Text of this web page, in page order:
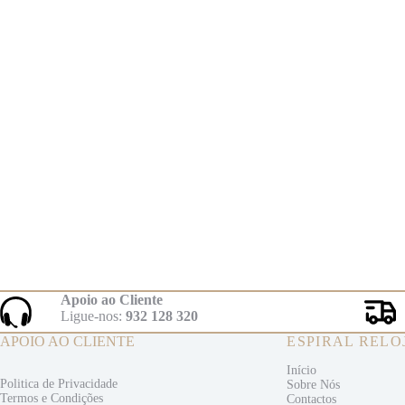
Apoio ao Cliente
Ligue-nos: 932 128 320
APOIO AO CLIENTE
Politica de Privacidade
Termos e Condições
ESPIRAL
Início
Sobre Nós
Contactos